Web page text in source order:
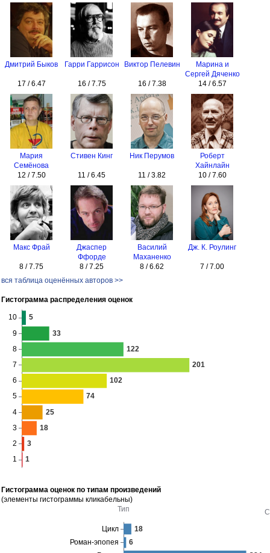
Дмитрий Быков
17 / 6.47
Гарри Гаррисон
16 / 7.75
Виктор Пелевин
16 / 7.38
Марина и
Сергей Дяченко
14 / 6.57
Мария
Семёнова
12 / 7.50
Стивен Кинг
11 / 6.45
Ник Перумов
11 / 3.82
Роберт
Хайнлайн
10 / 7.60
Макс Фрай
8 / 7.75
Джаспер
Ффорде
8 / 7.25
Василий
Маханенко
8 / 6.62
Дж. К. Роулинг
7 / 7.00
вся таблица оценённых авторов >>
Гистограмма распределения оценок
Гистограмма оценок по типам произведений
(элементы гистограммы кликабельны)